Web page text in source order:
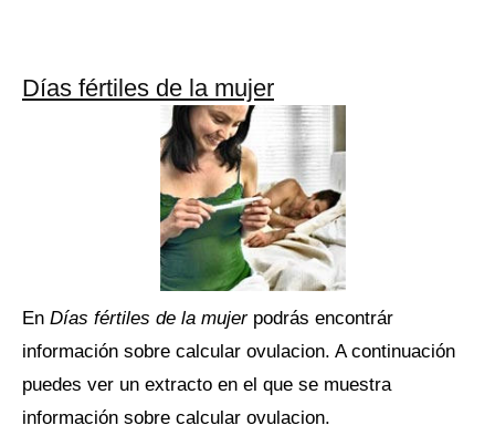
Días fértiles de la mujer
En Días fértiles de la mujerpodrás encontrár
información sobre calcular ovulacion. A continuación
puedes ver un extracto en el que se muestra
información sobre calcular ovulacion.